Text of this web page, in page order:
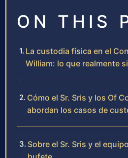
ON THIS
La custodia física en el
William: lo que realmente
Cómo el Sr. Sris y los Of
abordan los casos de
Sobre el Sr. Sris y el